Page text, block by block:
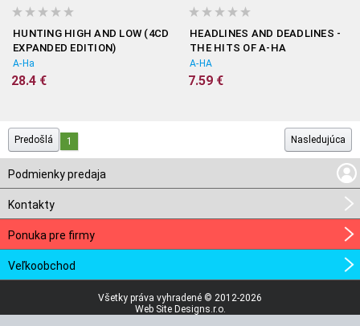
HUNTING HIGH AND LOW (4CD
EXPANDED EDITION)
A-Ha
28.4 €
HEADLINES AND DEADLINES -
THE HITS OF A-HA
A-HA
7.59 €
Predošlá 1 Nasledujúca
Podmienky predaja
Kontakty
Ponuka pre firmy
Veľkoobchod
Všetky práva vyhradené © 2012-2026
Web Site Designs.r.o.